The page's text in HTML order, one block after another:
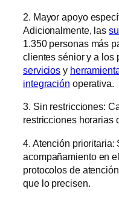
2. Mayor apoyo
Adicionalmente, las
1.350 personas más
clientes sénior y a los
servicios y
integración operativa.
3. Sin restricciones:
restricciones horarias
4. Atención
acompañamiento en
protocolos de
que lo precisen.